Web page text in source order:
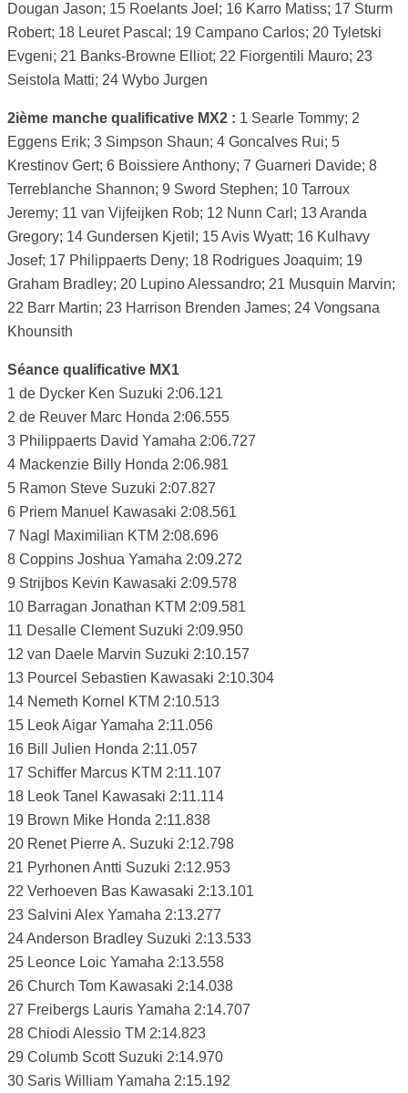
Dougan Jason; 15 Roelants Joel; 16 Karro Matiss; 17 Sturm
Robert; 18 Leuret Pascal; 19 Campano Carlos; 20 Tyletski
Evgeni; 21 Banks-Browne Elliot; 22 Fiorgentili Mauro; 23
Seistola Matti; 24 Wybo Jurgen
2ième manche qualificative MX2 : 1 Searle Tommy; 2
Eggens Erik; 3 Simpson Shaun; 4 Goncalves Rui; 5
Krestinov Gert; 6 Boissiere Anthony; 7 Guarneri Davide; 8
Terreblanche Shannon; 9 Sword Stephen; 10 Tarroux
Jeremy; 11 van Vijfeijken Rob; 12 Nunn Carl; 13 Aranda
Gregory; 14 Gundersen Kjetil; 15 Avis Wyatt; 16 Kulhavy
Josef; 17 Philippaerts Deny; 18 Rodrigues Joaquim; 19
Graham Bradley; 20 Lupino Alessandro; 21 Musquin Marvin;
22 Barr Martin; 23 Harrison Brenden James; 24 Vongsana
Khounsith
Séance qualificative MX1
1 de Dycker Ken Suzuki 2:06.121
2 de Reuver Marc Honda 2:06.555
3 Philippaerts David Yamaha 2:06.727
4 Mackenzie Billy Honda 2:06.981
5 Ramon Steve Suzuki 2:07.827
6 Priem Manuel Kawasaki 2:08.561
7 Nagl Maximilian KTM 2:08.696
8 Coppins Joshua Yamaha 2:09.272
9 Strijbos Kevin Kawasaki 2:09.578
10 Barragan Jonathan KTM 2:09.581
11 Desalle Clement Suzuki 2:09.950
12 van Daele Marvin Suzuki 2:10.157
13 Pourcel Sebastien Kawasaki 2:10.304
14 Nemeth Kornel KTM 2:10.513
15 Leok Aigar Yamaha 2:11.056
16 Bill Julien Honda 2:11.057
17 Schiffer Marcus KTM 2:11.107
18 Leok Tanel Kawasaki 2:11.114
19 Brown Mike Honda 2:11.838
20 Renet Pierre A. Suzuki 2:12.798
21 Pyrhonen Antti Suzuki 2:12.953
22 Verhoeven Bas Kawasaki 2:13.101
23 Salvini Alex Yamaha 2:13.277
24 Anderson Bradley Suzuki 2:13.533
25 Leonce Loic Yamaha 2:13.558
26 Church Tom Kawasaki 2:14.038
27 Freibergs Lauris Yamaha 2:14.707
28 Chiodi Alessio TM 2:14.823
29 Columb Scott Suzuki 2:14.970
30 Saris William Yamaha 2:15.192